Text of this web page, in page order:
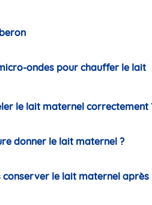
ondes pour chauffer le lait
le lait maternel correctement
donner le lait maternel ?
conserver le lait maternel après